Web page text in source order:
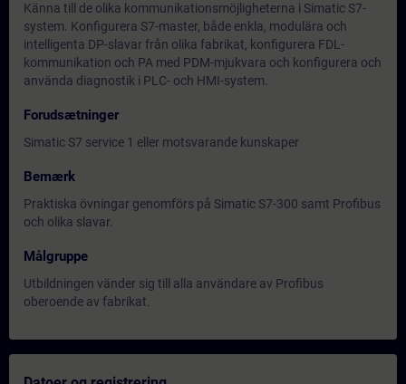
Känna till de olika kommunikationsmöjligheterna i Simatic S7-
system. Konfigurera S7-master, både enkla, modulära och
intelligenta DP-slavar från olika fabrikat, konfigurera FDL-
kommunikation och PA med PDM-mjukvara och konfigurera och
använda diagnostik i PLC- och HMI-system.
Forudsætninger
Simatic S7 service 1 eller motsvarande kunskaper
Bemærk
Praktiska övningar genomförs på Simatic S7-300 samt Profibus
och olika slavar.
Målgruppe
Utbildningen vänder sig till alla användare av Profibus
oberoende av fabrikat.